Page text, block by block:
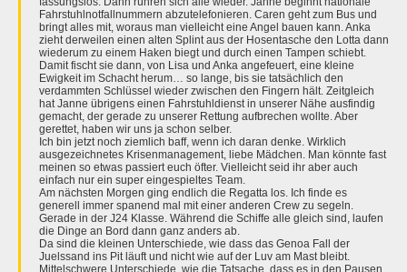
Fahrstuhlnotfallnummern abzutelefonieren. Caren geht zum Bus und
bringt alles mit, woraus man vielleicht eine Angel bauen kann. Anka
zieht derweilen einen alten Splint aus der Hosentasche den Lotta dann
wiederum zu einem Haken biegt und durch einen Tampen schiebt.
Damit fischt sie dann, von Lisa und Anka angefeuert, eine kleine
Ewigkeit im Schacht herum… so lange, bis sie tatsächlich den
verdammten Schlüssel wieder zwischen den Fingern hält. Zeitgleich
hat Janne übrigens einen Fahrstuhldienst in unserer Nähe ausfindig
gemacht, der gerade zu unserer Rettung aufbrechen wollte. Aber
gerettet, haben wir uns ja schon selber.
Ich bin jetzt noch ziemlich baff, wenn ich daran denke. Wirklich
ausgezeichnetes Krisenmanagement, liebe Mädchen. Man könnte fast
meinen so etwas passiert euch öfter. Vielleicht seid ihr aber auch
einfach nur ein super eingespieltes Team.
Am nächsten Morgen ging endlich die Regatta los. Ich finde es
generell immer spanend mal mit einer anderen Crew zu segeln.
Gerade in der J24 Klasse. Während die Schiffe alle gleich sind, laufen
die Dinge an Bord dann ganz anders ab.
Da sind die kleinen Unterschiede, wie dass das Genoa Fall der
Juelssand ins Pit läuft und nicht wie auf der Luv am Mast bleibt.
Mittelschwere Unterschiede, wie die Tatsache, dass es in den Pausen